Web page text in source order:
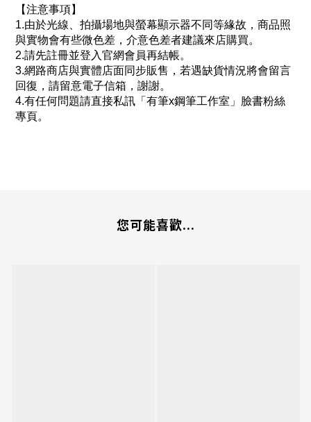
【注意事項】
1.由於光線、拍攝場地與螢幕顯示器不同等緣故，商品照
與實物會有些微色差，介意色差者建議來店購買。
2.請先註冊並登入官網會員再結帳。
3.網路商店與實體店面同步販售，若遇缺貨情況將會留言
回復，請留意電子信箱，謝謝。
4.有任何問題請直接私訊「有筆x鋼筆工作室」臉書粉絲
專頁。
您可能喜歡...